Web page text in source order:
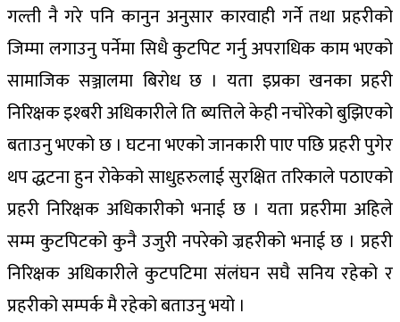
गल्ती नै गरे पनि कानुन अनुसार कारवाही गर्ने तथा प्रहरीको
जिम्मा लगाउनु पर्नेमा सिधै कुटपिट गर्नु अपराधिक काम भएको
सामाजिक सञ्जालमा बिरोध छ । यता इप्रका खनका प्रहरी
निरिक्षक इश्बरी अधिकारीले ति ब्यत्तिले केही नचोरेको बुझिएको
बताउनु भएको छ । घटना भएको जानकारी पाए पछि प्रहरी पुगेर
थप द्धटना हुन रोकेको साधुहरुलाई सुरक्षित तरिकाले पठाएको
प्रहरी निरिक्षक अधिकारीको भनाई छ । यता प्रहरीमा अहिले
सम्म कुटपिटको कुनै उजुरी नपरेको ज्रहरीको भनाई छ । प्रहरी
निरिक्षक अधिकारीले कुटपटिमा संलंघन सघै सनिय रहेको र
प्रहरीको सम्पर्क मै रहेको बताउनु भयो ।